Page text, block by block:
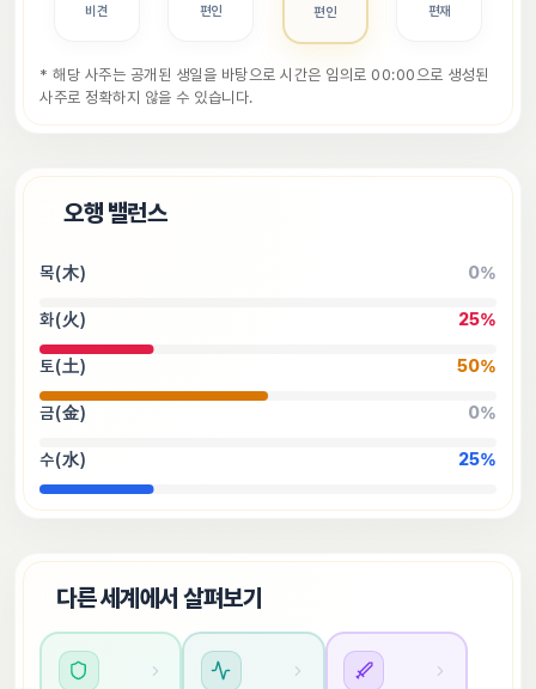
편재
편인
편인
비견
* 해당 사주는 공개된 생일을 바탕으로 시간은 임의로 00:00으로 생성된
사주로 정확하지 않을 수 있습니다.
오행 밸런스
목(木) 0%
화(火) 25%
토(土) 50%
금(金) 0%
수(水) 25%
다른 세계에서 살펴보기